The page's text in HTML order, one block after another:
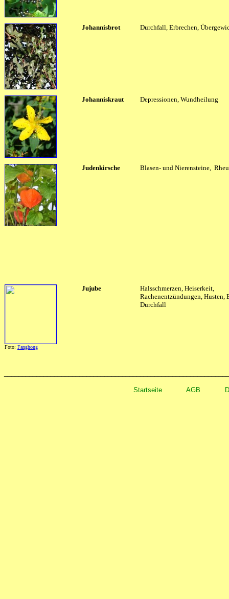
Johannisbrot Durchfall, Erbrechen,
Johanniskraut Depressionen, Wundheilung
Judenkirsche Blasen- und Nierensteine,
Foto: Fanghong
Jujube
Halsschmerzen, Heiserkeit,
Rachenentzündungen, Husten,
Durchfall
Startseite AGB